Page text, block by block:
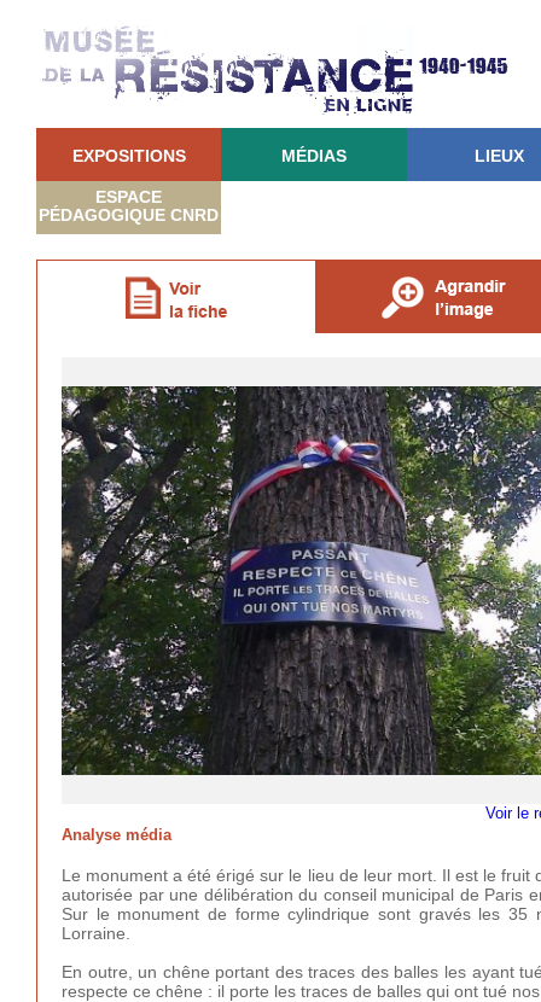
EXPOSITIONS MÉDIAS LIEUX
ESPACE
PÉDAGOGIQUE CNRD
Voir le
Analyse média
Le monument a été érigé sur le lieu de leur mort. Il est le
autorisée par une délibération du conseil municipal de Paris
Sur le monument de forme cylindrique sont gravés les
Lorraine.
En outre, un chêne portant des traces des balles les ayant
respecte ce chêne : il porte les traces de balles qui ont tué